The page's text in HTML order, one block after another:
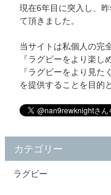
現在6年目に突入し、
て頂きました。
当サイトは私個人の完
『ラグビーをより楽し
『ラグビーをより見た
を提供することを目的
カテゴリー
ラグビー